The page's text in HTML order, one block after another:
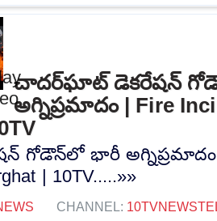
చాదర్‌ఘాట్ డెకరేషన్
అగ్నిప్రమాదం | Fire
గోడౌన్‌లో భారీ అగ్నిప్రమాదం |
| 10TV.....»»
CHANNEL: